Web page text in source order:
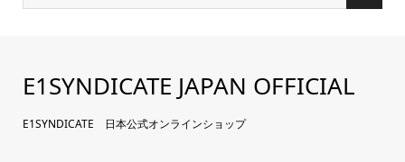
E1SYNDICATE JAPAN OFFICIAL
E1SYNDICATE 日本公式オンラインショップ